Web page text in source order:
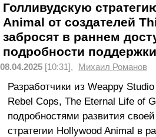
Голливудскую
Animal от создателей
забросят в раннем
подробности
08.04.2025 [10:31], Михаил Романов
Разработчики из Weappy
Rebel Cops, The Eternal Life of
подробностями развития
стратегии Hollywood Animal в